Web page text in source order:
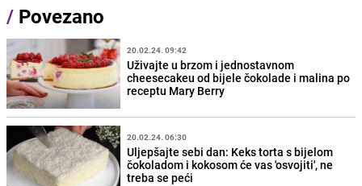
/ Povezano
20.02.24. 09:42
Uživajte u brzom i jednostavnom
cheesecakeu od bijele čokolade i malina po
receptu Mary Berry
20.02.24. 06:30
Uljepšajte sebi dan: Keks torta s bijelom
čokoladom i kokosom će vas 'osvojiti', ne
treba se peći